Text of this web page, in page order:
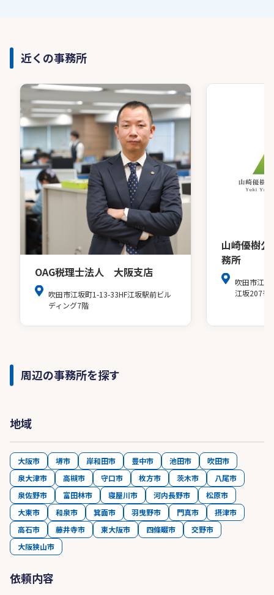
近くの事務所
OAG税理士法人 大阪支店
吹田市江坂町1-13-33HF江坂駅前ビル
ディング7階
山崎優樹
務所
吹田市江
江坂207号
周辺の事務所を探す
地域
大阪市 堺市 岸和田市 豊中市 池田市
吹田市
泉大津市
高槻市 守口市 枚方市 茨木市
八尾市
泉佐野市
富田林市 寝屋川市 河内長野市
松原市
大東市
和泉市 箕面市 羽曳野市 門真市
摂津市
高石市
藤井寺市 東大阪市 四條畷市
交野市
大阪狭山市
依頼内容